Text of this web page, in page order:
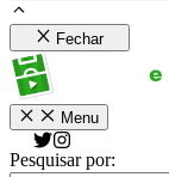
Fechar
Menu
Pesquisar por: